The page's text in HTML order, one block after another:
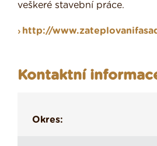
veškeré stavební práce.
http://
Kontaktní
Okres: